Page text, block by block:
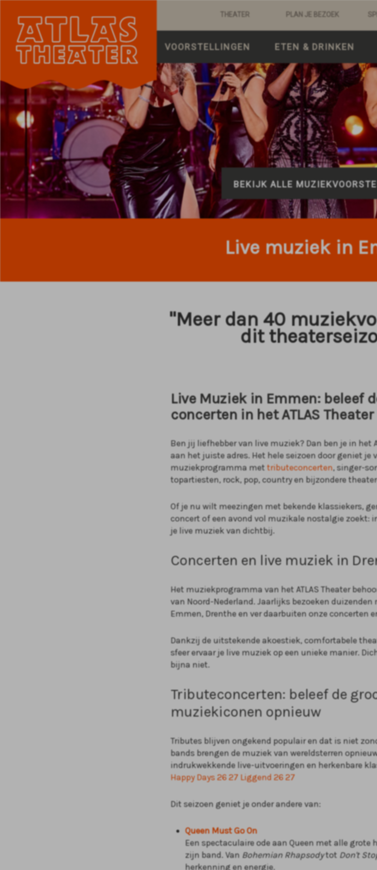
PLAN JE BEZOEK
THEATER
VOORSTELLINGEN ETEN & DRINKEN
BEKIJK ALLE
Live muziek in
"Meer dan 40
dit
Live Muziek in Emmen: beleef
concerten in het ATLAS Theater
Ben jij liefhebber van live muziek? Dan ben je in het
aan het juiste adres. Het hele seizoen door geniet je
muziekprogramma met tributeconcerten, singer-
topartiesten, rock, pop, country en bijzondere
Of je nu wilt meezingen met bekende klassiekers,
concert of een avond vol muzikale nostalgie zoekt:
je live muziek van dichtbij.
Concerten en live muziek in
Het muziekprogramma van het ATLAS Theater
van Noord-Nederland. Jaarlijks bezoeken
Emmen, Drenthe en ver daarbuiten onze concerten
Dankzij de uitstekende akoestiek, comfortabele
sfeer ervaar je live muziek op een unieke manier.
bijna niet.
Tributeconcerten: beleef de
muziekiconen opnieuw
Tributes blijven ongekend populair en dat is niet
bands brengen de muziek van wereldsterren
indrukwekkende live-uitvoeringen en herkenbare
Happy Days 26 27 Liggend 26 27
Dit seizoen geniet je onder andere van:
Queen Must Go On
Een spectaculaire ode aan Queen met alle grote
zijn band. Van Bohemian Rhapsodytot Don't
herkenning en energie.